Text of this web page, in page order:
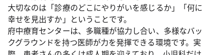
大切なのは「診療のどこにやりがいを感じるか」「何に
幸せを見出すか」ということです。
府中療育センターは、多職種が協力し合い、多様なバッ
クグラウンドを持つ医師が力を発揮できる環境です。実